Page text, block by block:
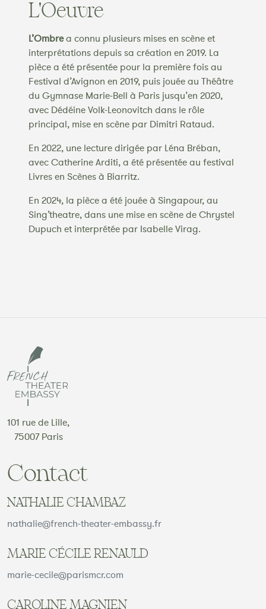
L'Oeuvre
L’Ombrea connu plusieurs mises en scène et
interprétations depuis sa création en 2019. La
pièce a été présentée pour la première fois au
Festival d’Avignon en 2019, puis jouée au Théâtre
du Gymnase Marie-Bell à Paris jusqu’en 2020,
avec Dédéine Volk-Leonovitch dans le rôle
principal, mise en scène par Dimitri Rataud.
En 2022, une lecture dirigée par Léna Bréban,
avec Catherine Arditi, a été présentée au festival
Livres en Scènes à Biarritz.
En 2024, la pièce a été jouée à Singapour, au
Sing’theatre, dans une mise en scène de Chrystel
Dupuch et interprétée par Isabelle Virag.
101 rue de Lille,
75007 Paris
Contact
NATHALIE CHAMBAZ
nathalie@french-theater-embassy.fr
MARIE CÉCILE RENAULD
marie-cecile@parismcr.com
CAROLINE MAGNIEN